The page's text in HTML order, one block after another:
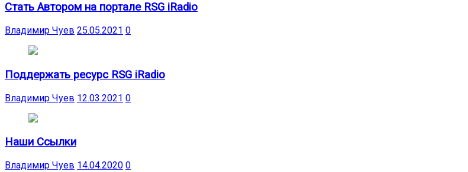
Стать Автором на портале RSG iRadio
Владимир Чуев 25.05.2021 0
Поддержать ресурс RSG iRadio
Владимир Чуев 12.03.2021 0
Наши Ссылки
Владимир Чуев 14.04.2020 0